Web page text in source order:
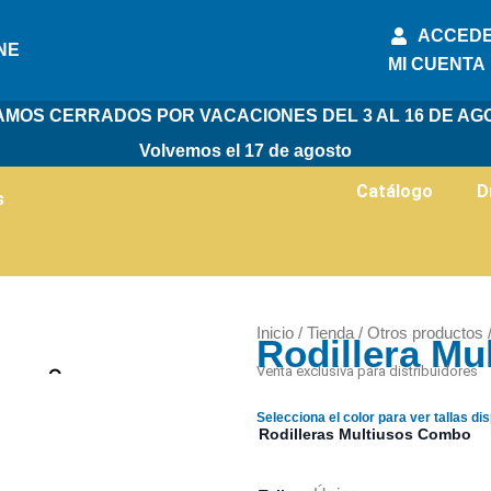
MI CUENTA
CERRADOS POR VACACIONES DEL 3 AL 16 DE
Volvemos el 17 de agosto
Catálogo
Inicio / Tienda / Otros productos /
Rodillera
Venta exclusiva para distribuidores
Selecciona el color para ver tallas
Rodilleras Multiusos Combo